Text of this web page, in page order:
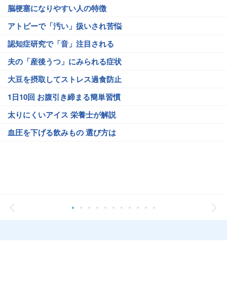
脳梗塞になりやすい人の特徴
アトピーで「汚い」扱いされ苦悩
認知症研究で「音」注目される
夫の「産後うつ」にみられる症状
大豆を摂取してストレス過食防止
1日10回 お腹引き締まる簡単習慣
太りにくいアイス 栄養士が解説
血圧を下げる飲みもの 選び方は